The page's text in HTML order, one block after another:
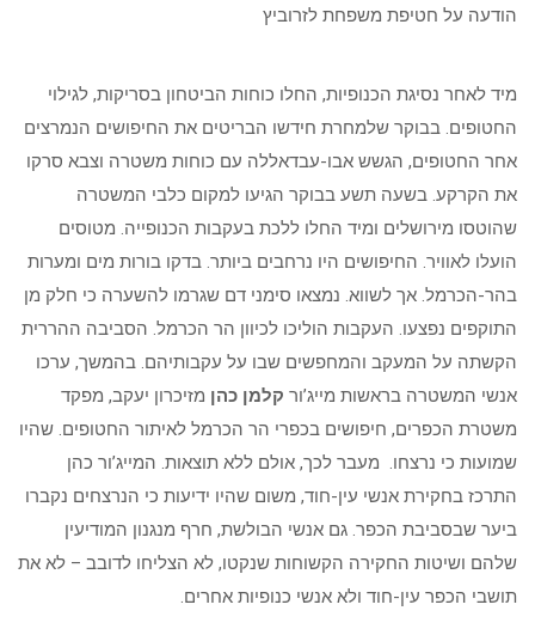
הודעה על חטיפת משפחת לזרוביץ
מיד לאחר נסיגת הכנופיות, החלו כוחות הביטחון בסריקות, לגילוי
החטופים. בבוקר שלמחרת חידשו הבריטים את החיפושים הנמרצים
אחר החטופים, הגשש אבו-עבדאללה עם כוחות משטרה וצבא סרקו
את הקרקע. בשעה תשע בבוקר הגיעו למקום כלבי המשטרה
שהוטסו מירושלים ומיד החלו ללכת בעקבות הכנופייה. מטוסים
הועלו לאוויר. החיפושים היו נרחבים ביותר. בדקו בורות מים ומערות
בהר-הכרמל. אך לשווא. נמצאו סימני דם שגרמו להשערה כי חלק מן
התוקפים נפצעו. העקבות הוליכו לכיוון הר הכרמל. הסביבה ההררית
הקשתה על המעקב והמחפשים שבו על עקבותיהם. בהמשך, ערכו
אנשי המשטרה בראשות מייג’ור קלמן כהן מזיכרון יעקב, מפקד
משטרת הכפרים, חיפושים בכפרי הר הכרמל לאיתור החטופים. שהיו
שמועות כי נרצחו. מעבר לכך, אולם ללא תוצאות. המייג’ור כהן
התרכז בחקירת אנשי עין-חוד, משום שהיו ידיעות כי הנרצחים נקברו
ביער שבסביבת הכפר. גם אנשי הבולשת, חרף מנגנון המודיעין
שלהם ושיטות החקירה הקשוחות שנקטו, לא הצליחו לדובב – לא את
תושבי הכפר עין-חוד ולא אנשי כנופיות אחרים.